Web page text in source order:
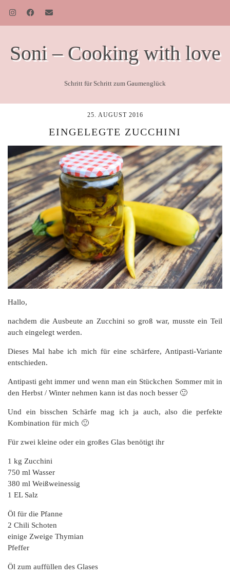
Soni – Cooking with love
Schritt für Schritt zum Gaumenglück
25. AUGUST 2016
EINGELEGTE ZUCCHINI
Hallo,
nachdem die Ausbeute an Zucchini so groß war, musste ein Teil
auch eingelegt werden.
Dieses Mal habe ich mich für eine schärfere, Antipasti-Variante
entschieden.
Antipasti geht immer und wenn man ein Stückchen Sommer mit in
den Herbst / Winter nehmen kann ist das noch besser 🙂
Und ein bisschen Schärfe mag ich ja auch, also die perfekte
Kombination für mich 🙂
Für zwei kleine oder ein großes Glas benötigt ihr
1 kg Zucchini
750 ml Wasser
380 ml Weißweinessig
1 EL Salz
Öl für die Pfanne
2 Chili Schoten
einige Zweige Thymian
Pfeffer
Öl zum auffüllen des Glases